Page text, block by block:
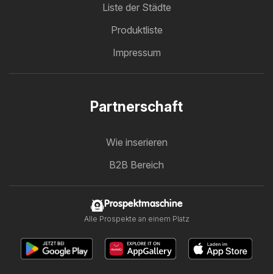
Liste der Städte
Produktliste
Impressum
Partnerschaft
Wie inserieren
B2B Bereich
Prospektmaschine
Alle Prospekte an einem Platz